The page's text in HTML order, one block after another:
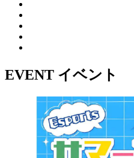
EVENT イベント